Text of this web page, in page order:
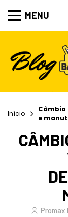
MENU
Início
Câmbio
e
Promax